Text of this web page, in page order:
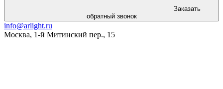
Заказать
обратный звонок
info@arlight.ru
Москва, 1-й Митинский пер., 15